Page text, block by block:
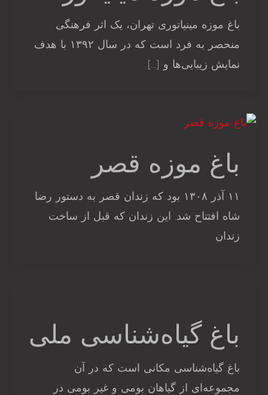
باغ موزه مینیاتوری تهران، یک اثر فرهنگی
منحصر به فرد است که در سال ۱۳۹۲ با هدف
نمایش زیبایی‌ها و […]
باغ موزه قصر
۱۱ آذر ۱۳۰۸ بود که زندان قصر به دستور رضا
شاه افتتاح شد. این زندان که قبل از ساخت
زندان
باغ گیاه‌شناسی ملی
باغ گیاه‌شناسی مکانی است که در آن
مجموعه‌ای از گیاهان بومی و غیر بومی در